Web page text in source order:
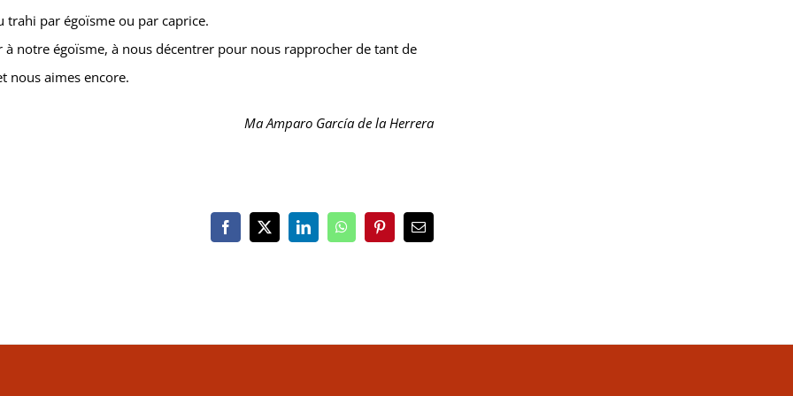
trahi par égoïsme ou par caprice.
notre égoïsme, à nous décentrer pour nous rapprocher de tant de
nous aimes encore.
Ma Amparo García de la Herrera
Facebook
X LinkedInWhatsAppPinterestEmail